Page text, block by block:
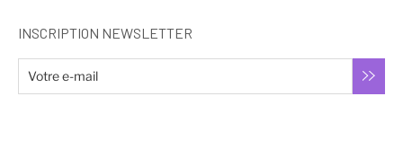
INSCRIPTION NEWSLETTER